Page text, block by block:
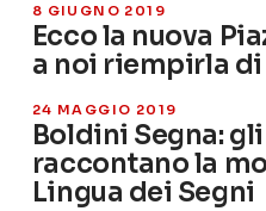
8 GIUGNO 2019
Ecco la nuova
a noi riempirla
24 MAGGIO 2019
Boldini Segna:
raccontano la
Lingua dei Segni